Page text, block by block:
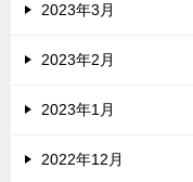
2023年3月
2023年2月
2023年1月
2022年12月